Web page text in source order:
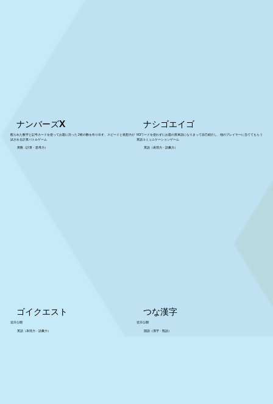
ナンバーズX
配られた数字と記号カードを使ってお題に沿った2桁の数を作り出す、スピードと発想力が
試される計算バトルゲーム
算数（計算・思考力）
ナシゴエイゴ
NGワードを使わずにお題の英単語になりきって自己紹介し、他のプレイヤーに当ててもらう
英語コミュニケーションゲーム
英語（表現力・語彙力）
ゴイクエスト
近日公開
英語（表現力・語彙力）
つな漢字
近日公開
国語（漢字・熟語）